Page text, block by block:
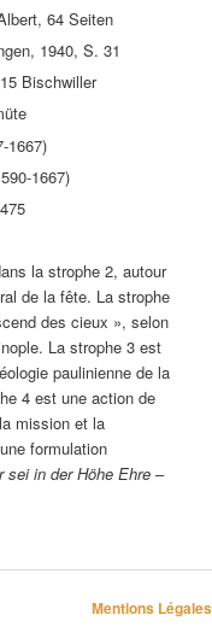
64 Seiten
S. 31
1667)
la strophe 2, autour
de la fête. La strophe
des cieux », selon
La strophe 3 est
paulinienne de la
4 est une action de
mission et la
formulation
sei in der Höhe Ehre –
Mentions Légales